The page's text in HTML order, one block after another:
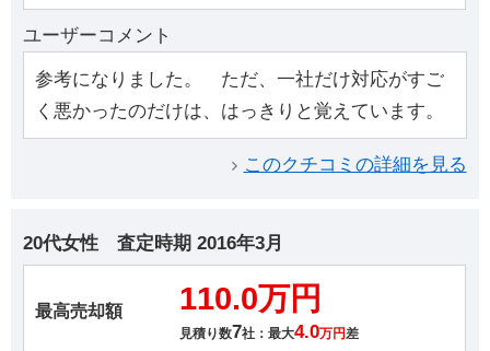
ユーザーコメント
参考になりました。 ただ、一社だけ対応がすご
く悪かったのだけは、はっきりと覚えています。
このクチコミの詳細を見る
20代女性 査定時期 2016年3月
最高売却額 110.0万円
見積り数7社：最大4.0万円差